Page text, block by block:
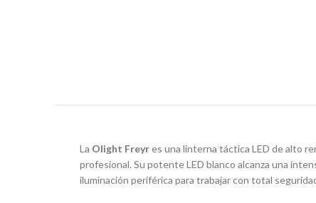
La Olight Freyres una linterna táctica LED de alto
profesional. Su potente LED blanco alcanza una
iluminación periférica para trabajar con total